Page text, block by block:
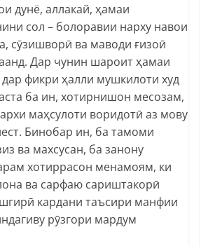
дунё, аллакай, ҳамаи
сол – болоравии нарху навои
сӯзишворӣ ва маводи ғизоӣ
Дар чунин шароит ҳамаи
дар фикри ҳалли мушкилоти худ
ба ин, хотирнишон месозам,
маҳсулоти воридотӣ аз мову
Бинобар ин, ба тамоми
ва махсусан, ба занону
хотиррасон менамоям, ки
ва сарфаю сариштакорӣ
кардани таъсири манфии
рӯзгори мардум